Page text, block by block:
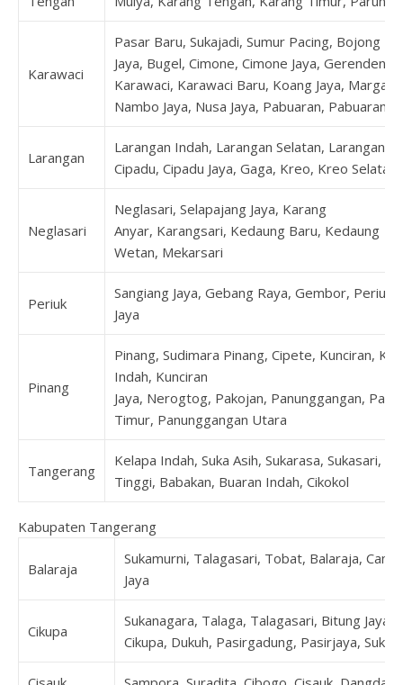
Karawaci
Pasar Baru, Sukajadi, Sumur Pacing, Bojong
Jaya, Bugel, Cimone, Cimone Jaya, Gerendeng,
Karawaci, Karawaci Baru, Koang Jaya,
Nambo Jaya, Nusa Jaya, Pabuaran, Pabuaran
Larangan
Larangan Indah, Larangan Selatan, Larangan
Cipadu, Cipadu Jaya, Gaga, Kreo, Kreo Selatan
Neglasari
Neglasari, Selapajang Jaya, Karang
Anyar, Karangsari, Kedaung Baru, Kedaung
Wetan, Mekarsari
Periuk
Sangiang Jaya, Gebang Raya, Gembor, Periuk,
Jaya
Pinang
Pinang, Sudimara Pinang, Cipete, Kunciran,
Indah, Kunciran
Jaya, Nerogtog, Pakojan, Panunggangan,
Timur, Panunggangan Utara
Tangerang
Kelapa Indah, Suka Asih, Sukarasa, Sukasari,
Tinggi, Babakan, Buaran Indah, Cikokol
Kabupaten Tangerang
Balaraja
Sukamurni, Talagasari, Tobat, Balaraja,
Jaya
Cikupa
Sukanagara, Talaga, Talagasari, Bitung
Cikupa, Dukuh, Pasirgadung, Pasirjaya,